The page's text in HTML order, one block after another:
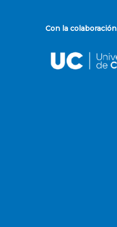
Con la colaboración